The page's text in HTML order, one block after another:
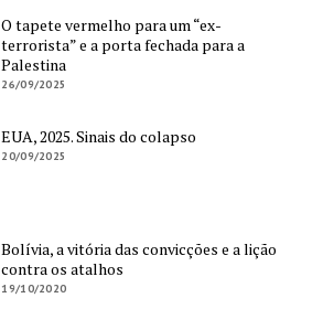
O tapete vermelho para um “ex-
terrorista” e a porta fechada para a
Palestina
26/09/2025
EUA, 2025. Sinais do colapso
20/09/2025
Bolívia, a vitória das convicções e a lição
contra os atalhos
19/10/2020